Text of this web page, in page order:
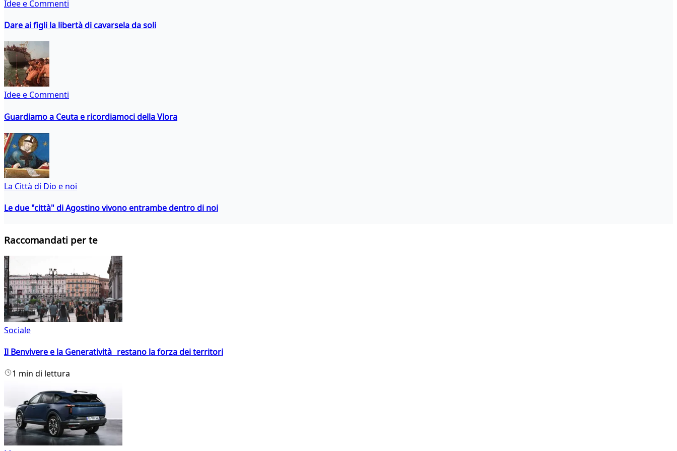
Idee e Commenti
Dare ai figli la libertà di cavarsela da soli
Idee e Commenti
Guardiamo a Ceuta e ricordiamoci della Vlora
La Città di Dio e noi
Le due "città" di Agostino vivono entrambe dentro di noi
Raccomandati per te
Sociale
Il Benvivere e la Generatività restano la forza dei territori
1 min di lettura